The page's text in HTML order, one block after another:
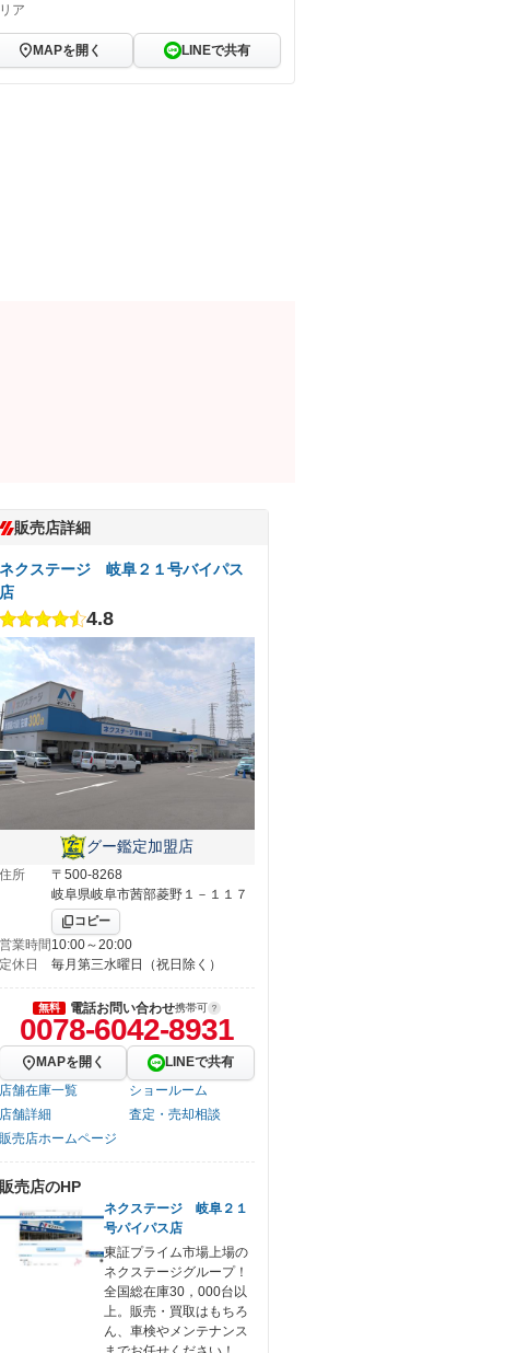
ア
MAPを開く LINEで共有
販売店詳細
ネクステージ 岐阜２１号バイパス
店
4.8
グー鑑定加盟店
住所
〒500-8268
岐阜県岐阜市茜部菱野１－１１７
コピー
営業時間10:00～20:00
定休日
毎月第三水曜日（祝日除く）
無料 電話お問い合わせ携帯可
0078-6042-8931
MAPを開く
LINEで共有
店舗在庫一覧
ショールーム
店舗詳細
査定・売却相談
販売店ホームページ
販売店のHP
ネクステージ 岐阜２１
号パイパス店
東証プライム市場上場の
ネクステージグループ！
全国総在庫30，000台以
上。販売・買取はもちろ
ん、車検やメンテナンス